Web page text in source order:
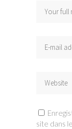
site dans